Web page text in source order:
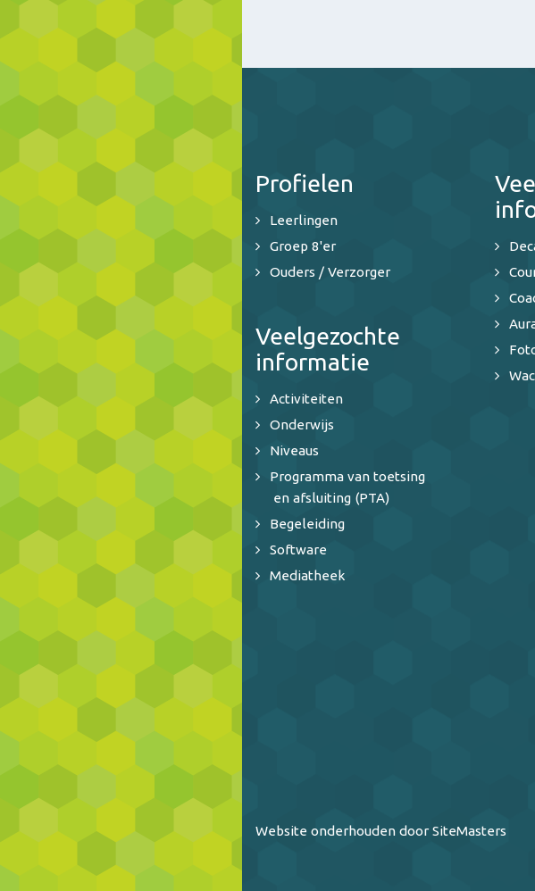
Profielen
Leerlingen
Groep 8'er
Ouders / Verzorger
Veelgezochte
informatie
Activiteiten
Onderwijs
Niveaus
Programma van toetsing
en afsluiting (PTA)
Begeleiding
Software
Mediatheek
Website onderhouden door SiteMasters